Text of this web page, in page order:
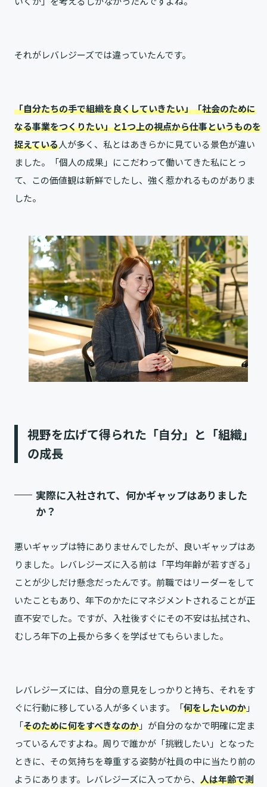
それがレバレジーズでは違っていたんです。
「自分たちの手で組織を良くしていきたい」「社会のために
なる事業をつくりたい」と1つ上の視点から仕事というものを
捉えている人が多く、私とはあきらかに見ている景色が違い
ました。「個人の成果」にこだわって働いてきた私にとっ
て、この価値観は新鮮でしたし、強く惹かれるものがありま
した。
視野を広げて得られた「自分」と「組織」
の成長
実際に入社されて、何かギャップはありました
か？
悪いギャップは特にありませんでしたが、良いギャップはあ
りました。レバレジーズに入る前は「平均年齢が若すぎる」
ことが少しだけ懸念だったんです。前職ではリーダーをして
いたこともあり、年下のかたにマネジメントされることが正
直不安でした。ですが、入社後すぐにその不安は払拭され、
むしろ年下の上長から多くを学ばせてもらいました。
レバレジーズには、自分の意見をしっかりと持ち、それをす
ぐに行動に移している人が多くいます。「何をしたいのか」
「そのために何をすべきなのか」が自分のなかで明確に定ま
っているんですよね。周りで誰かが「挑戦したい」となった
ときに、その気持ちを尊重する姿勢が社員の中に当たり前の
ようにあります。レバレジーズに入ってから、 人は年齢で測